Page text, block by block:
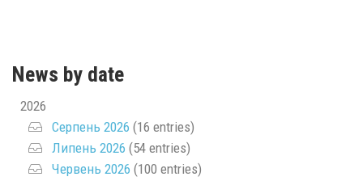
News by date
2026
Серпень 2026 (16 entries)
Липень 2026 (54 entries)
Червень 2026 (100 entries)